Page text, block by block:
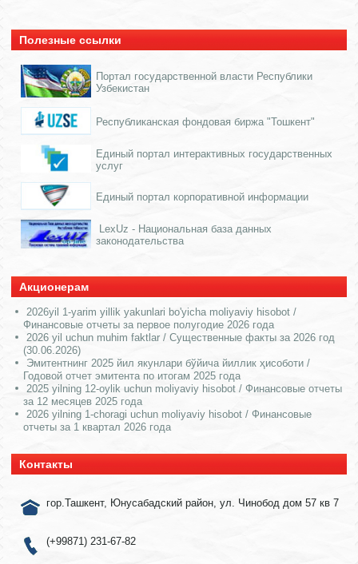
Полезные ссылки
Портал государственной власти Республики
Узбекистан
Республиканская фондовая биржа "Тошкент"
Единый портал интерактивных государственных
услуг
Единый портал корпоративной информации
LexUz - Национальная база данных
законодательства
Акционерам
2026yil 1-yarim yillik yakunlari bo'yicha moliyaviy hisobot /
Финансовые отчеты за первое полугодие 2026 года
2026 yil uchun muhim faktlar / Существенные факты за 2026 год
(30.06.2026)
Эмитентнинг 2025 йил якунлари бўйича йиллик ҳисоботи /
Годовой отчет эмитента по итогам 2025 года
2025 yilning 12-oylik uchun moliyaviy hisobot / Финансовые отчеты
за 12 месяцев 2025 года
2026 yilning 1-choragi uchun moliyaviy hisobot / Финансовые
отчеты за 1 квартал 2026 года
Контакты
гор.Ташкент, Юнусабадский район, ул. Чинобод дом 57 кв 7
(+99871) 231-67-82